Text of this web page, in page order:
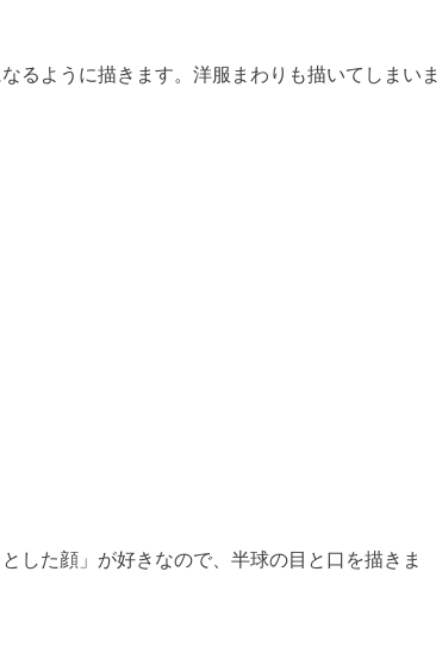
るように描きます。洋服まわりも描いてしまいま
した顔」が好きなので、半球の目と口を描きま